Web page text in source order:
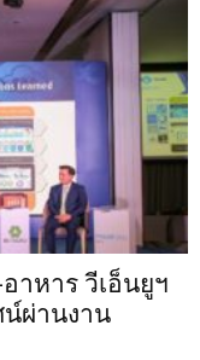
าหาร วีเอ็นยูฯ
ผ่านงาน